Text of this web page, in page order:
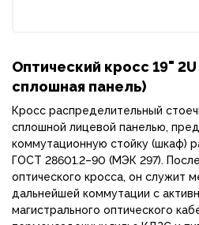
Оптический кросс 19"
сплошная панель)
Кросс распределительный
сплошной лицевой панелью,
коммутационную стойку (шкаф)
ГОСТ 28601.2–90 (МЭК 297).
оптического кросса, он служит
дальнейшей коммутации с
магистрального оптического